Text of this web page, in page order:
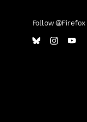
Follow @Firefox